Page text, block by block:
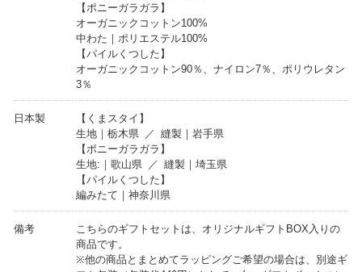
【ポニーガラガラ】
オーガニックコットン100%
中わた｜ポリエステル100%
【パイルくつした】
オーガニックコットン90％、ナイロン7％、ポリウレタン
3％
日本製
【くまスタイ】
生地｜栃木県 ／ 縫製｜岩手県
【ポニーガラガラ】
生地:｜歌山県 ／ 縫製｜埼玉県
【パイルくつした】
編みたて｜神奈川県
備考
こちらのギフトセットは、オリジナルギフトBOX入りの
商品です。
※他の商品とまとめてラッピングご希望の場合は、別途ギ